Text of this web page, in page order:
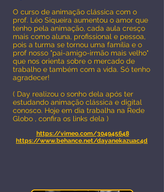
O curso de animação clássica com o
prof. Léo Siqueira aumentou o amor que
tenho pela animação, cada aula cresço
mais como aluna, profissional e pessoa,
pois a turma se tornou uma família e o
prof nosso "pai-amigo-irmão mais velho"
que nos orienta sobre o mercado de
trabalho e também com a vida. Só tenho
agradecer!
( Day realizou o sonho dela após ter
estudando animação clássica e digital
conosco. Hoje em dia trabalha na Rede
Globo , confira os links dela )
https://vimeo.com/304945648
https://www.behance.net/dayanekazuac4d